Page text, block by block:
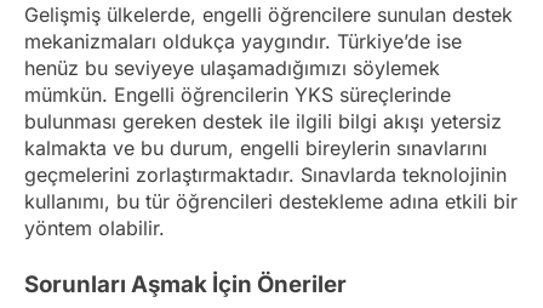
Gelişmiş ülkelerde, engelli öğrencilere sunulan destek
mekanizmaları oldukça yaygındır. Türkiye’de ise
henüz bu seviyeye ulaşamadığımızı söylemek
mümkün. Engelli öğrencilerin YKS süreçlerinde
bulunması gereken destek ile ilgili bilgi akışı yetersiz
kalmakta ve bu durum, engelli bireylerin sınavlarını
geçmelerini zorlaştırmaktadır. Sınavlarda teknolojinin
kullanımı, bu tür öğrencileri destekleme adına etkili bir
yöntem olabilir.
Sorunları Aşmak İçin Öneriler